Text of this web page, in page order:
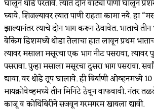
घालून थोडे परतावे. त्यात दोन वाट्या पाणी घालून
घ्यावे. शिजल्यावर त्यात पाणी राहता कामा नये. हा
झाल्यानंतर त्याचे दोन भाग करून ठेवावेत. भाताचे
बेकिंग डिशमध्ये थोडा तेलाचा हात लावून प्रथम
त्यावर मसाला मसूरचा एक भाग नीट पसरावा, त्यावर
पसरावा. पुन्हा मसाला मसूरचा दुसरा भाग पसरावा.
द्यावा. वर थोडे तूप घालावे. ही बिर्याणी ओव्हनमध्ये
मायक्रोवेव्हमध्ये तीन मिनिटे ठेवून वाफवावी. नंतर
काजू व कोथिंबिरीने सजवून गरमगरम खायला द्यावी.